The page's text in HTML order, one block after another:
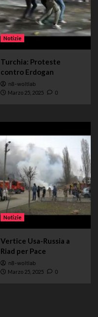
Notizie
Turchia: Proteste
contro Erdogan
n8-woltlab
Marzo 25, 2025 0
Notizie
Vertice Usa-Russia a
Riad per Pace
n8-woltlab
Marzo 25, 2025 0